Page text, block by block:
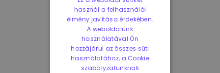
használ a felhasználói
élmény javítása érdekében.
A weboldalunk
használatával Ön
hozzájárul az összes süti
használatához, a Cookie
szabályzatunknak